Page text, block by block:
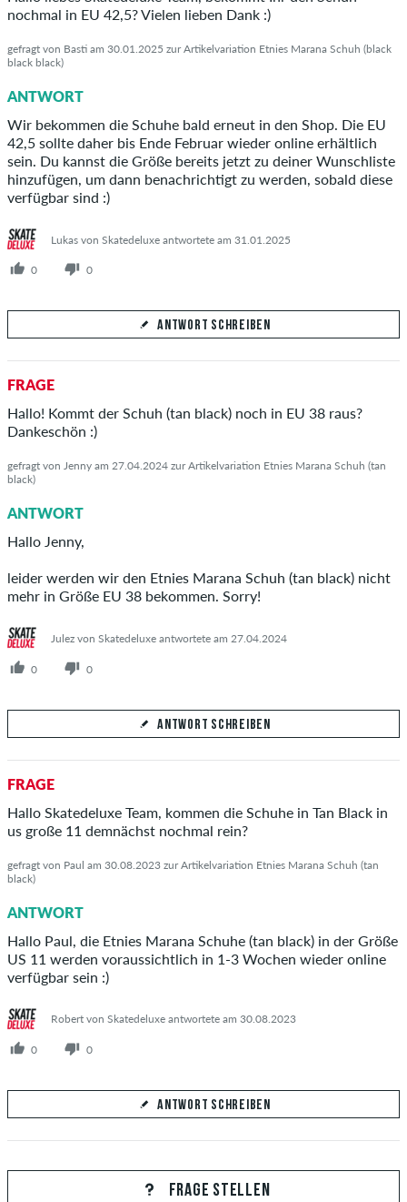
nochmal in EU 42,5? Vielen lieben Dank :)
gefragt von Basti am 30.01.2025 zur Artikelvariation Etnies Marana Schuh (black
black black)
ANTWORT
Wir bekommen die Schuhe bald erneut in den Shop. Die EU
42,5 sollte daher bis Ende Februar wieder online erhältlich
sein. Du kannst die Größe bereits jetzt zu deiner Wunschliste
hinzufügen, um dann benachrichtigt zu werden, sobald diese
verfügbar sind :)
Lukas von Skatedeluxe antwortete am 31.01.2025
0 0
ANTWORT SCHREIBEN
Deine Antwort
Beantworte hier die Frage von Basti
FRAGE
Hallo! Kommt der Schuh (tan black) noch in EU 38 raus?
Dankeschön :)
gefragt von Jenny am 27.04.2024 zur Artikelvariation Etnies Marana Schuh (tan
black)
ANTWORT
Hallo Jenny,
leider werden wir den Etnies Marana Schuh (tan black) nicht
mehr in Größe EU 38 bekommen. Sorry!
Julez von Skatedeluxe antwortete am 27.04.2024
0 0
ANTWORT SCHREIBEN
Beantworte hier die Frage von Jenny
FRAGE
Hallo Skatedeluxe Team, kommen die Schuhe in Tan Black in
us große 11 demnächst nochmal rein?
gefragt von Paul am 30.08.2023 zur Artikelvariation Etnies Marana Schuh (tan
black)
ANTWORT
Hallo Paul, die Etnies Marana Schuhe (tan black) in der Größe
US 11 werden voraussichtlich in 1-3 Wochen wieder online
verfügbar sein :)
Robert von Skatedeluxe antwortete am 30.08.2023
0 0
ANTWORT SCHREIBEN
Deine Antwort
Beantworte hier die Frage von Paul
FRAGE STELLEN